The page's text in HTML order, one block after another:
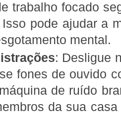
trabalho focado
pode ajudar a
mental.
: Desligue
fones de ouvido
de ruído
da sua